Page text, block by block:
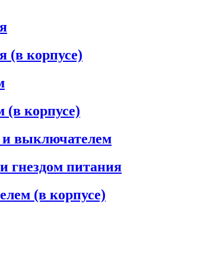
(в корпусе)
(в корпусе)
и выключателем
гнездом питания
(в корпусе)